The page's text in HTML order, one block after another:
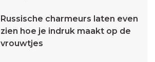
Russische charmeurs laten even
zien hoe je indruk maakt op de
vrouwtjes